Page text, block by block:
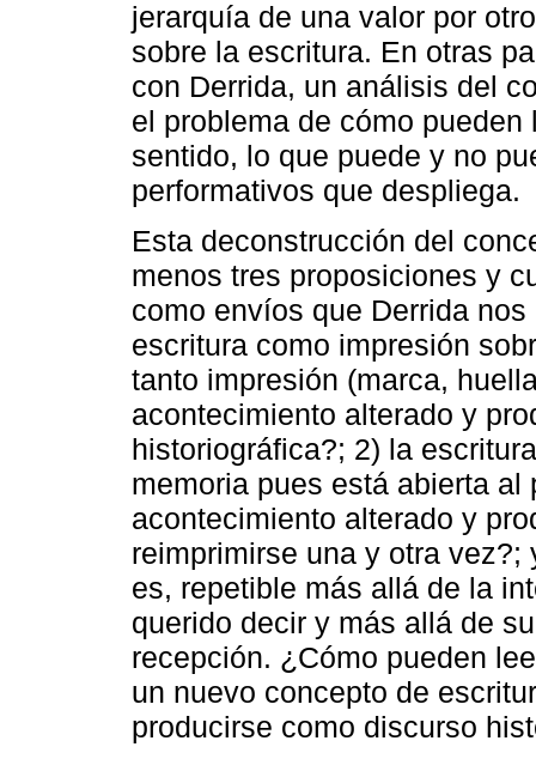
jerarquía de una valor por
sobre la escritura. En otras
con Derrida, un análisis del
el problema de cómo
sentido, lo que puede y no
performativos que despliega.
Esta deconstrucción del
menos tres proposiciones y
como envíos que Derrida
escritura como impresión
tanto impresión (marca,
acontecimiento alterado y
historiográfica?; 2) la
memoria pues está abierta
acontecimiento alterado y
reimprimirse una y otra
es, repetible más allá de la
querido decir y más allá de
recepción. ¿Cómo pueden
un nuevo concepto de
producirse como discurso